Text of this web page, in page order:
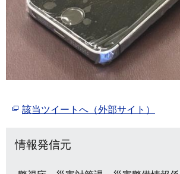
該当ツイートへ（外部サイト）
情報発信元